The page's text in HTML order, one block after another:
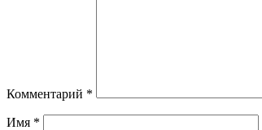
Комментарий *
Имя *